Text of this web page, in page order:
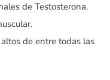
de Testosterona.
de entre todas las